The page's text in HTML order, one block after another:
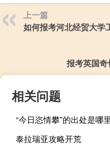
上一篇
如何报考河北经贸大学
报考英国
相关问题
“今日恣情攀”的出处是哪里
泰拉瑞亚攻略开荒